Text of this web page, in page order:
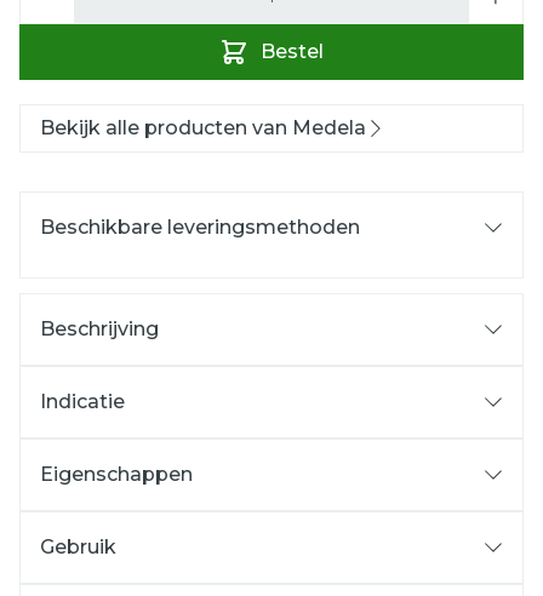
Bestel
Bekijk alle producten van Medela
Beschikbare leveringsmethoden
Beschrijving
Indicatie
Eigenschappen
Gebruik